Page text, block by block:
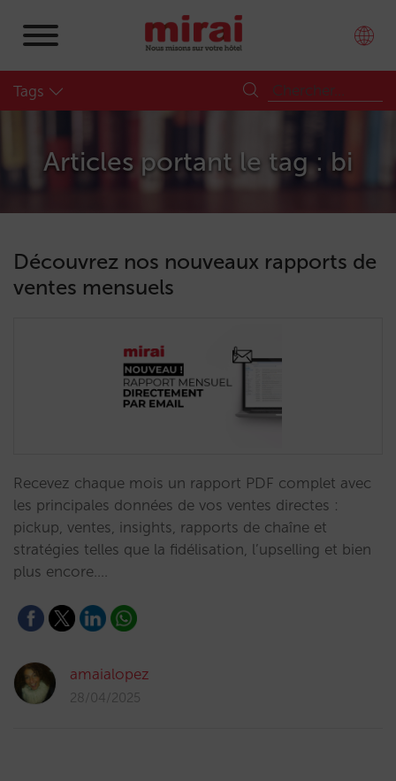
Tags
Articles portant le tag : bi
Découvrez nos nouveaux rapports de
ventes mensuels
Recevez chaque mois un rapport PDF complet avec
les principales données de vos ventes directes :
pickup, ventes, insights, rapports de chaîne et
stratégies telles que la fidélisation, l’upselling et bien
plus encore.…
amaialopez
28/04/2025